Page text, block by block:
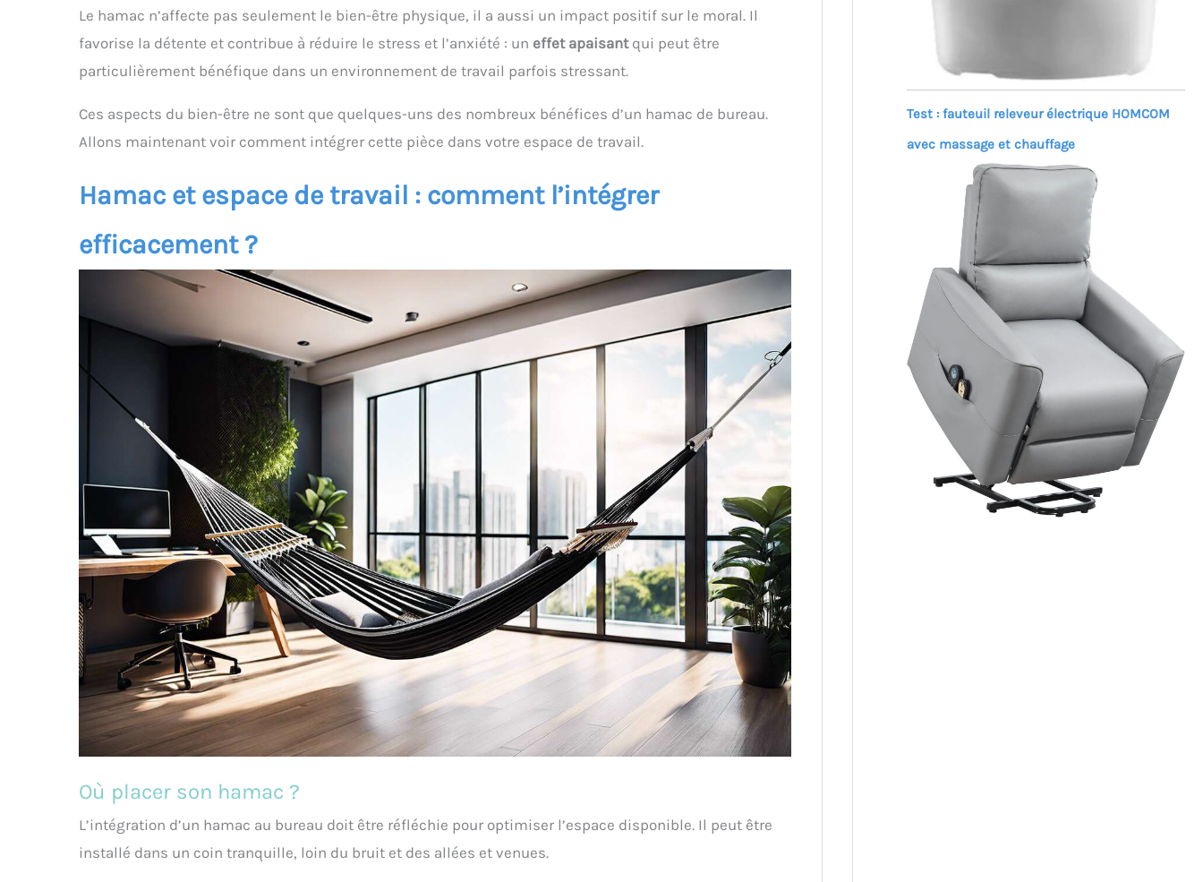
Le hamac n’affecte pas seulement le bien-être physique, il a aussi un impact positif sur le moral. Il
favorise la détente et contribue à réduire le stress et l’anxiété : un effet apaisantqui peut être
particulièrement bénéfique dans un environnement de travail parfois stressant.
Ces aspects du bien-être ne sont que quelques-uns des nombreux bénéfices d’un hamac de bureau.
Allons maintenant voir comment intégrer cette pièce dans votre espace de travail.
Hamac et espace de travail : comment l’intégrer
efficacement ?
Où placer son hamac ?
L’intégration d’un hamac au bureau doit être réfléchie pour optimiser l’espace disponible. Il peut être
installé dans un coin tranquille, loin du bruit et des allées et venues.
Test : fauteuil releveur électrique HOMCOM
avec massage et chauffage